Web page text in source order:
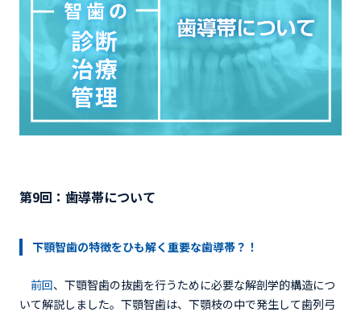
第9回：歯導帯について
下顎智歯の特徴をひも解く重要な歯導帯？！
前回、下顎智歯の抜歯を行うために必要な解剖学的構造につ
いて解説しました。下顎智歯は、下顎枝の中で発生して歯列弓